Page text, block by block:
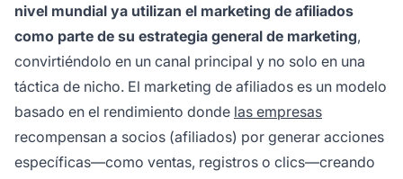
nivel mundial ya utilizan el marketing de afiliados
como parte de su estrategia general de marketing,
convirtiéndolo en un canal principal y no solo en una
táctica de nicho. El marketing de afiliados es un modelo
basado en el rendimiento donde las empresas
recompensan a socios (afiliados) por generar acciones
específicas—como ventas, registros o clics—creando